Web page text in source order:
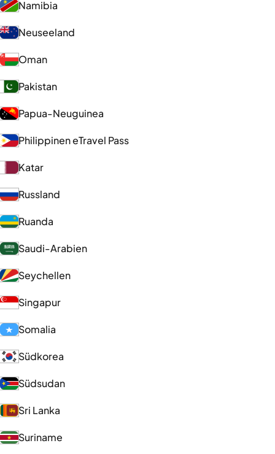
Namibia
Neuseeland
Oman
Pakistan
Papua-Neuguinea
Philippinen eTravel Pass
Katar
Russland
Ruanda
Saudi-Arabien
Seychellen
Singapur
Somalia
Südkorea
Südsudan
Sri Lanka
Suriname